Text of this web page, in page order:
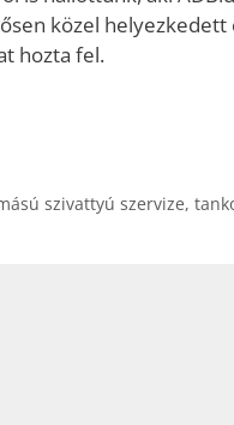
közel helyezkedett
hozta fel.
szivattyú szervize,